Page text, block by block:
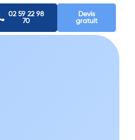
02 59 22 98
70
Devis
gratuit